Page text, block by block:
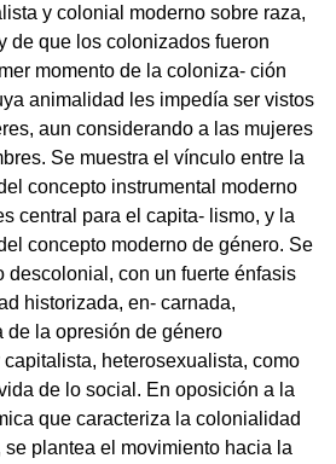
y colonial moderno sobre raza,
de que los colonizados fueron
momento de la coloniza- ción
animalidad les impedía ser vistos
aun considerando a las mujeres
Se muestra el vínculo entre la
concepto instrumental moderno
central para el capita- lismo, y la
concepto moderno de género. Se
descolonial, con un fuerte énfasis
historizada, en- carnada,
de la opresión de género
heterosexualista, como
de lo social. En oposición a la
que caracteriza la colonialidad
plantea el movimiento hacia la